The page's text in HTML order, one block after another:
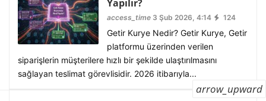
Yapılır?
access_time3 Şub 2026, 4:14 124
Getir Kurye Nedir? Getir Kurye, Getir
platformu üzerinden verilen
siparişlerin müşterilere hızlı bir şekilde ulaştırılmasını
sağlayan teslimat görevlisidir. 2026 itibarıyla...
arrow_upward